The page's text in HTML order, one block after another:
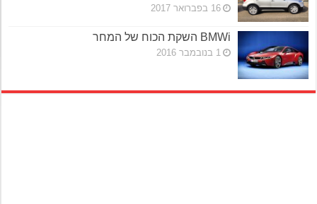
16 בפברואר 2017
BMWi השקת הכוח של המחר
1 בנובמבר 2016